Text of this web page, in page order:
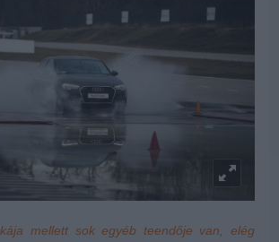
mellett sok egyéb teendője van, elég